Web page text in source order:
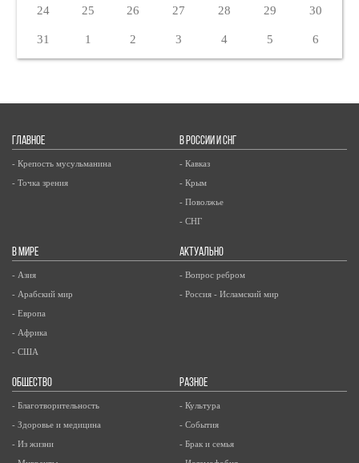
24 25 26 27 28 29 30
31 1 2 3 4 5 6
ГЛАВНОЕ
- Крепость мусульманина
- Точка зрения
В РОССИИ И СНГ
- Кавказ
- Крым
- Поволжье
- СНГ
В МИРЕ
- Азия
- Арабский мир
- Европа
- Африка
- США
АКТУАЛЬНО
- Вопрос ребром
- Россия - Исламский мир
ОБЩЕСТВО
- Благотворительность
- Здоровье и медицина
- Из жизни
РАЗНОЕ
- Культура
- События
- Брак и семья